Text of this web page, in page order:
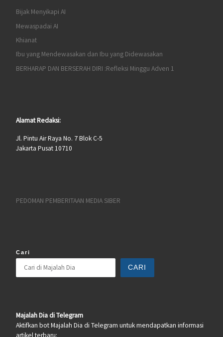
Bijak Menyikapi AI
Mewaspadai AI
Khianat
Ibu yang Mendewasakan dan Ibu yang Didewasakan
BERHARAP DAN BERSERAH DIRI :Refleksi Minggu Adven 1
Alamat Redaksi:
Jl. Pintu Air Raya No. 7 Blok C-5
Jakarta Pusat 10710
PEDOMAN PEMBERITAAN MEDIA SIBER
Cari
CARI
Majalah Dia di Telegram
Aktifkan bot Majalah Dia di Telegram untuk mendapatkan informasi